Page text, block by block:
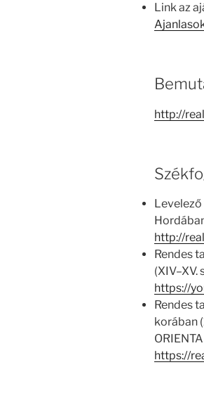
Link az
http://
http://
Rendes
(XIV–XV.
https://
Rendes
korában
https://